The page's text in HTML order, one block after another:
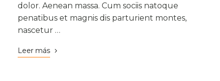
dolor. Aenean massa. Cum sociis natoque
penatibus et magnis dis parturient montes,
nascetur …
Leer más